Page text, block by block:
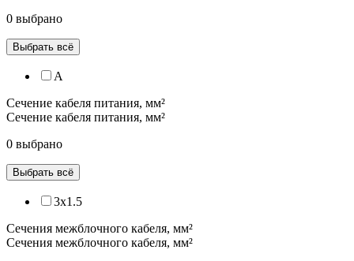
0 выбрано
Выбрать всё
A
Сечение кабеля питания, мм²
Сечение кабеля питания, мм²
0 выбрано
Выбрать всё
3x1.5
Сечения межблочного кабеля, мм²
Сечения межблочного кабеля, мм²